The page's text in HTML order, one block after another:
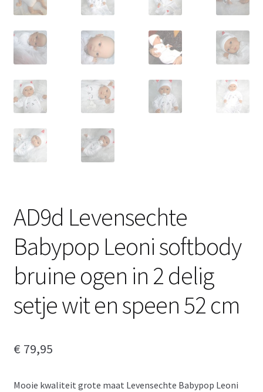
AD9d Levensechte
Babypop Leoni softbody
bruine ogen in 2 delig
setje wit en speen 52 cm
€ 79,95
Mooie kwaliteit grote maat Levensechte Babypop Leoni